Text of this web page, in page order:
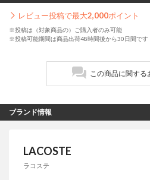
レビュー投稿で最大2,000ポイント
※投稿は（対象商品の）ご購入者のみ可能
※投稿可能期間は商品出荷48時間後から30日間です
この商品に関する
ブランド情報
LACOSTE
ラコステ